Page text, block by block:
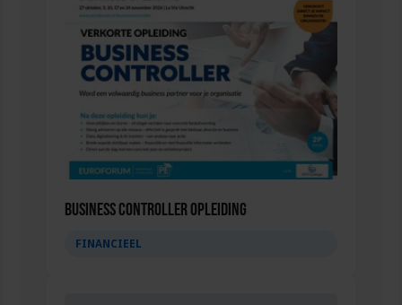
Business Controller Opleiding
FINANCIEEL